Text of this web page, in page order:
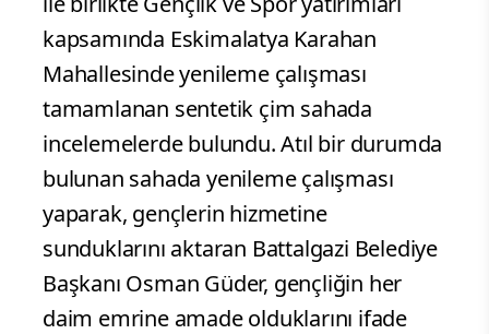
kapsamında Eskimalatya Karahan
Mahallesinde yenileme çalışması
tamamlanan sentetik çim sahada
incelemelerde bulundu. Atıl bir durumda
bulunan sahada yenileme çalışması
yaparak, gençlerin hizmetine
sunduklarını aktaran Battalgazi Belediye
Başkanı Osman Güder, gençliğin her
daim emrine amade olduklarını ifade